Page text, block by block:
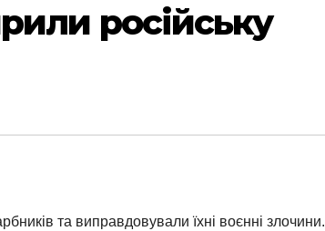
російську
та виправдовували їхні воєнні злочини.